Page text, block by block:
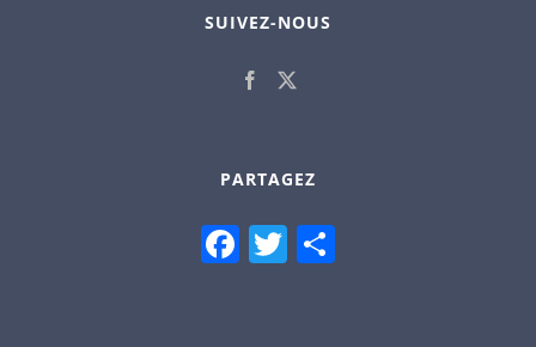
SUIVEZ-NOUS
PARTAGEZ
Facebook
Twitter